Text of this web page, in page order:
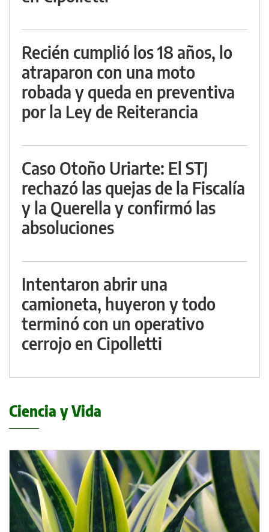
Recién cumplió los 18 años, lo
atraparon con una moto
robada y queda en preventiva
por la Ley de Reiterancia
Caso Otoño Uriarte: El STJ
rechazó las quejas de la Fiscalía
y la Querella y confirmó las
absoluciones
Intentaron abrir una
camioneta, huyeron y todo
terminó con un operativo
cerrojo en Cipolletti
Ciencia y Vida